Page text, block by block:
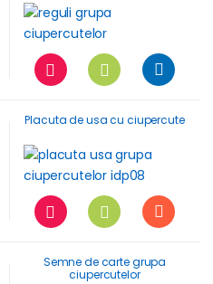
Placuta de usa cu ciupercute
Semne de carte grupa
ciupercutelor